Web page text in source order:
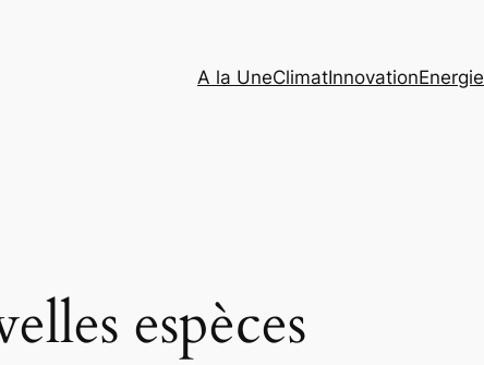
A la UneClimatInnovationEnergie
espèces